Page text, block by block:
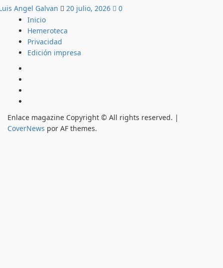
Angel Galvan 20 julio, 2026
0
Inicio
Hemeroteca
Privacidad
Edición impresa
Enlace magazine Copyright © All rights reserved. |
CoverNews por AF themes.